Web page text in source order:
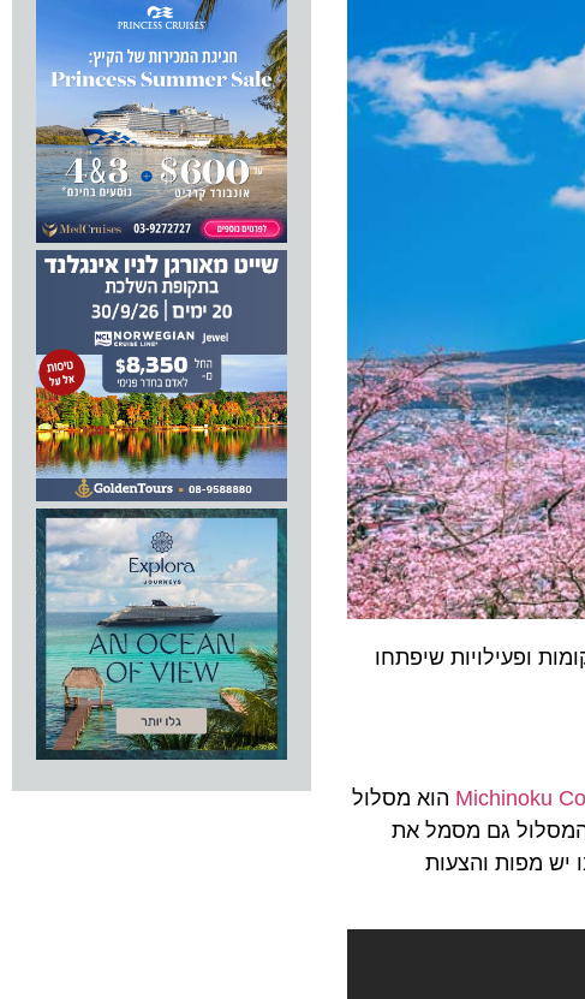
ופעילויות שיפתחו
Michinoku הוא מסלול
למבקרים. המסלול גם מסמל את
בו יש מפות והצעות